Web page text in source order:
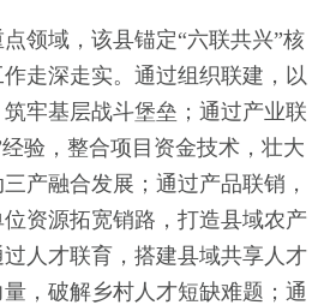
领域，该县锚定“六联共兴”核
走深走实。通过组织联建，以
牢基层战斗堡垒；通过产业联
验，整合项目资金技术，壮大
产融合发展；通过产品联销，
资源拓宽销路，打造县域农产
人才联育，搭建县域共享人才
，破解乡村人才短缺难题；通